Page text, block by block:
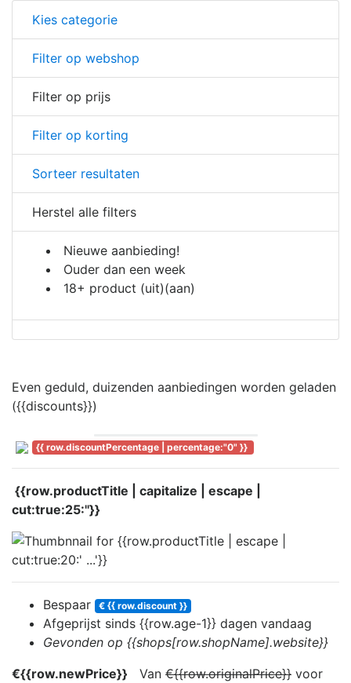
Kies categorie
Filter op webshop
Filter op prijs
Filter op korting
Sorteer resultaten
Herstel alle filters
Nieuwe aanbieding!
Ouder dan een week
18+ product (uit)(aan)
Even geduld, duizenden aanbiedingen worden geladen
({{discounts}})
{{ row.discountPercentage | percentage:"0" }}
{{row.productTitle | capitalize | escape |
cut:true:25:''}}
Bespaar € {{ row.discount }}
Afgeprijst sinds {{row.age-1}} dagen vandaag
Gevonden op {{shops[row.shopName].website}}
€{{row.newPrice}}
Van €{{row.originalPrice}} voor